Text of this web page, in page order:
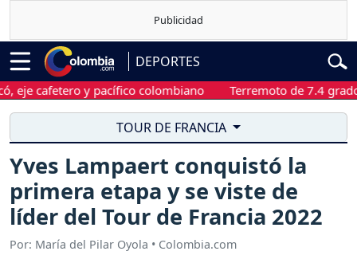
DEPORTES
y pacífico colombiano Terremoto de 7.4 grados
TOUR DE FRANCIA
Yves Lampaert conquistó la
primera etapa y se viste de
líder del Tour de Francia 2022
Por: María del Pilar Oyola • Colombia.com